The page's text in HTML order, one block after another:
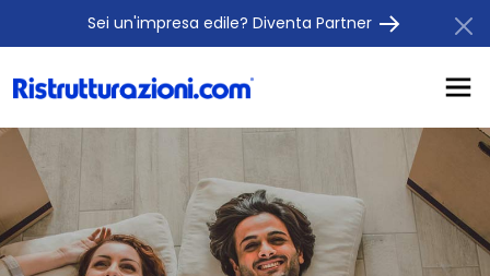
Sei un'impresa edile? Diventa Partner